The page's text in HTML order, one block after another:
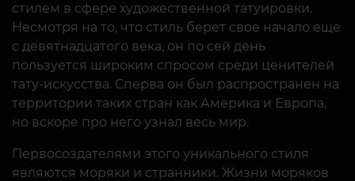
стилем в сфере художественной татуировки.
Несмотря на то, что стиль берет свое начало еще
с девятнадцатого века, он по сей день
пользуется широким спросом среди ценителей
тату-искусства. Сперва он был распространен на
территории таких стран как Америка и Европа,
но вскоре про него узнал весь мир.
Первосоздателями этого уникального стиля
являются моряки и странники. Жизни моряков